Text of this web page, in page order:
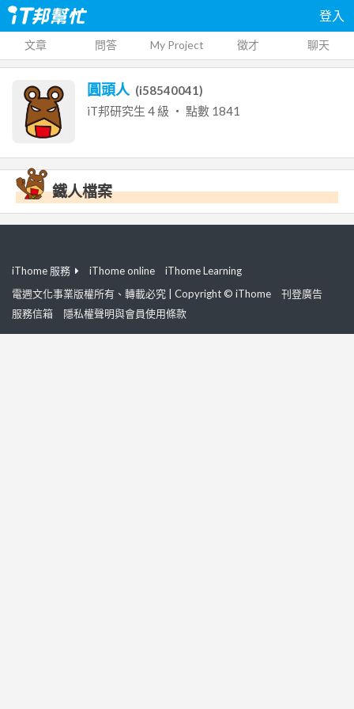
登入
文章 問答 My Project 徵才 聊天
圓頭人 (i58540041)
iT邦研究生 4 級 ‧ 點數 1841
鐵人檔案
iThome 服務 iThome online
iThome Learning
電週文化事業版權所有、轉載必究 | Copyright © iThome
刊登廣告
服務信箱
隱私權聲明與會員使用條款